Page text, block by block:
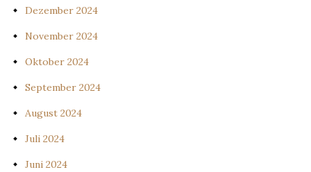
Dezember 2024
November 2024
Oktober 2024
September 2024
August 2024
Juli 2024
Juni 2024